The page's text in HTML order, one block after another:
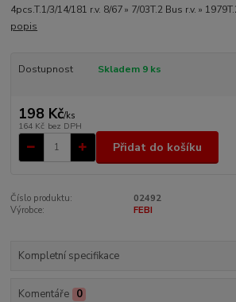
4pcs.T.1/3/14/181 r.v. 8/67 » 7/03T.2 Bus r.v. »
popis
Dostupnost Skladem 9 ks
198 Kč/ks
164 Kč bez DPH
Přidat do košíku
Číslo produktu:
02492
Výrobce:
FEBI
Kompletní specifikace
Komentáře 0